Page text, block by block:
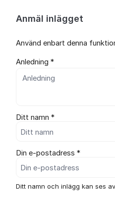
Anmäl inlägget
Använd enbart denna
Anledning *
Ditt namn *
Din e-postadress *
Ditt namn och inlägg kan ses